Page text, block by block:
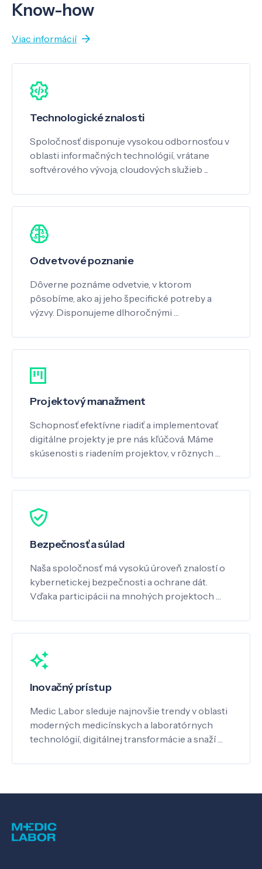
Know-how
Viac informácií
Technologické znalosti
Spoločnosť disponuje vysokou odbornosťou v
oblasti informačných technológií, vrátane
softvérového vývoja, cloudových služieb ...
Odvetvové poznanie
Dôverne poznáme odvetvie, v ktorom
pôsobíme, ako aj jeho špecifické potreby a
výzvy. Disponujeme dlhoročnými …
Projektový manažment
Schopnosť efektívne riadiť a implementovať
digitálne projekty je pre nás kľúčová. Máme
skúsenosti s riadením projektov, v rôznych …
Bezpečnosť a súlad
Naša spoločnosť má vysokú úroveň znalostí o
kybernetickej bezpečnosti a ochrane dát.
Vďaka participácii na mnohých projektoch …
Inovačný prístup
Medic Labor sleduje najnovšie trendy v oblasti
moderných medicínskych a laboratórnych
technológií, digitálnej transformácie a snaží …